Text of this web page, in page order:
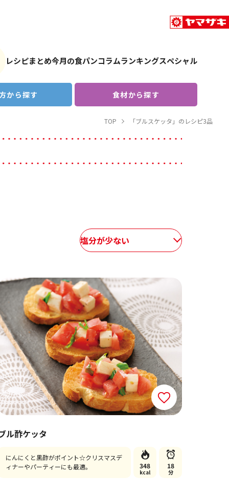
レシピまとめ今月の食パンコラムランキングスペシャル
から探す 食材から探す
TOP 「ブルスケッタ」のレシピ3品
塩分が少ない
ル酢ケッタ
にんにくと黒酢がポイント☆クリスマスデ
ィナーやパーティーにも最適。
348
kcal
18
分